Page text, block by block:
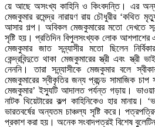
য়ে আছে অসংখ্য কাহিনি ও কিংবদন্তি। এর
মেজকুমার রমেন্দ্র নারায়ণ রায় চৌধুরীর ‘কথিত
আসার গল্প। অবিকল মেজকুমারের মতো দেখতে
সৃষ্টি হয়। প্রতিদিন বিপুলসংখ্যক লোক আশপাশের
মেজকুমার জাত সন্ন্যাসীর মতো ছিলেন
কেন্দ্রবিন্দুতে থাকা মেজকুমারের স্ত্রী এবং স্ত্রী
নেননি। তারা সন্ন্যাসীকে মেজকুমার বলে
মেজকুমারের স্বীকৃতির জন্য প্রচন্ড সামাজিক চাপ
মেজকুমার’ ইস্যুটি আদালত পর্যন্ত গড়ায়।
নাটক থিয়েটারের কল্প কাহিনিকেও হার মানায়।
ভারতবর্ষের অন্যতম চাঞ্চল্য সৃষ্টি করে।
প্রকাশ করা হয়। অনেক সংবাদপত্রই বিশেষ বুলেটিন